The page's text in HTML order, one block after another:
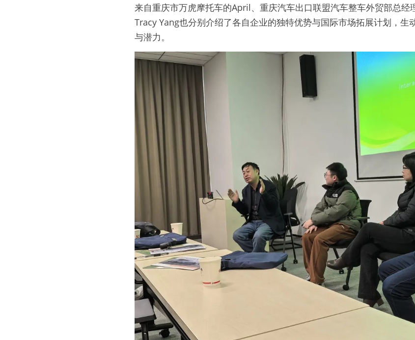
来自重庆市万虎摩托车的April、重庆汽车出口联盟汽车整车外贸部总经
Tracy Yang也分别介绍了各自企业的独特优势与国际市场拓展计划，生
与潜力。